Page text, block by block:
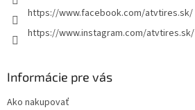
https://www.facebook.com/atvtires.sk/
https://www.instagram.com/atvtires.sk/
Informácie pre vás
Ako nakupovať